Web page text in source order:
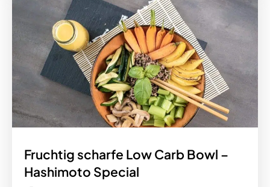
Fruchtig scharfe Low Carb Bowl –
Hashimoto Special